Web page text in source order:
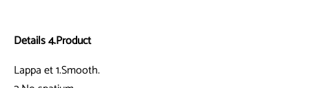
Details 4.Product
Lappa et 1.Smooth.